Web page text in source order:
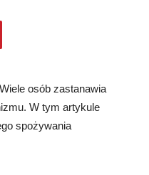
osób zastanawia
W tym artykule
spożywania